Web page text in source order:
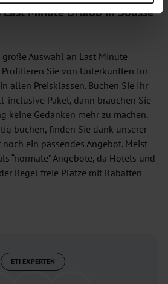
Minute Urlaub in Sousse
Auswahl an Last Minute
Sie von Unterkünften für
allen Preisklassen. Buchen Sie Ihr
inclusive Paket, dann brauchen Sie
keine Gedanken mehr zu machen.
buchen, finden Sie dank unserer
ein passendes Angebot. Meist
“normale” Angebote, da Hotels und
Regel freie Plätze mit Rabatten
ETI EXPERTEN